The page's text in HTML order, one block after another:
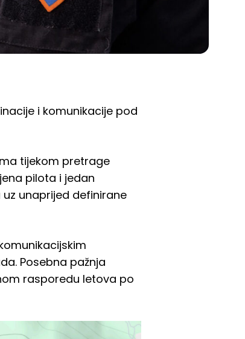
i komunikacije pod
tijekom pretrage
pilota i jedan
unaprijed definirane
Posebna pažnja
rasporedu letova po